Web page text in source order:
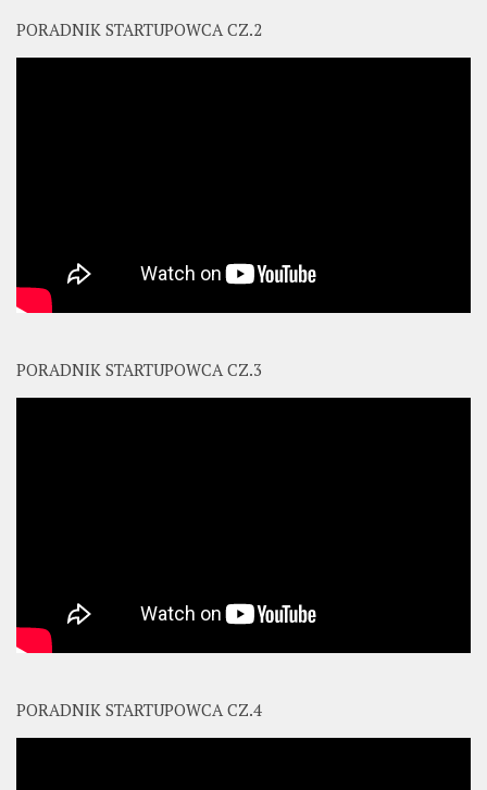
PORADNIK STARTUPOWCA CZ.2
PORADNIK STARTUPOWCA CZ.3
PORADNIK STARTUPOWCA CZ.4